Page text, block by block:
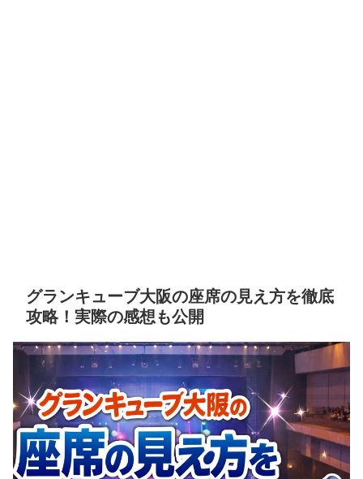
グランキューブ大阪の座席の見え方を徹底
攻略！実際の感想も公開